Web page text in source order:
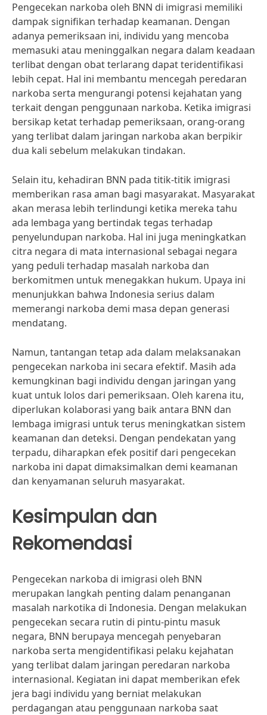
Pengecekan narkoba oleh BNN di imigrasi memiliki
dampak signifikan terhadap keamanan. Dengan
adanya pemeriksaan ini, individu yang mencoba
memasuki atau meninggalkan negara dalam keadaan
terlibat dengan obat terlarang dapat teridentifikasi
lebih cepat. Hal ini membantu mencegah peredaran
narkoba serta mengurangi potensi kejahatan yang
terkait dengan penggunaan narkoba. Ketika imigrasi
bersikap ketat terhadap pemeriksaan, orang-orang
yang terlibat dalam jaringan narkoba akan berpikir
dua kali sebelum melakukan tindakan.
Selain itu, kehadiran BNN pada titik-titik imigrasi
memberikan rasa aman bagi masyarakat. Masyarakat
akan merasa lebih terlindungi ketika mereka tahu
ada lembaga yang bertindak tegas terhadap
penyelundupan narkoba. Hal ini juga meningkatkan
citra negara di mata internasional sebagai negara
yang peduli terhadap masalah narkoba dan
berkomitmen untuk menegakkan hukum. Upaya ini
menunjukkan bahwa Indonesia serius dalam
memerangi narkoba demi masa depan generasi
mendatang.
Namun, tantangan tetap ada dalam melaksanakan
pengecekan narkoba ini secara efektif. Masih ada
kemungkinan bagi individu dengan jaringan yang
kuat untuk lolos dari pemeriksaan. Oleh karena itu,
diperlukan kolaborasi yang baik antara BNN dan
lembaga imigrasi untuk terus meningkatkan sistem
keamanan dan deteksi. Dengan pendekatan yang
terpadu, diharapkan efek positif dari pengecekan
narkoba ini dapat dimaksimalkan demi keamanan
dan kenyamanan seluruh masyarakat.
Kesimpulan dan
Rekomendasi
Pengecekan narkoba di imigrasi oleh BNN
merupakan langkah penting dalam penanganan
masalah narkotika di Indonesia. Dengan melakukan
pengecekan secara rutin di pintu-pintu masuk
negara, BNN berupaya mencegah penyebaran
narkoba serta mengidentifikasi pelaku kejahatan
yang terlibat dalam jaringan peredaran narkoba
internasional. Kegiatan ini dapat memberikan efek
jera bagi individu yang berniat melakukan
perdagangan atau penggunaan narkoba saat